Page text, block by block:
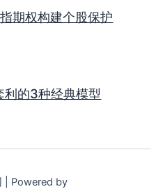
期权构建个股保护
利的3种经典模型
| Powered by